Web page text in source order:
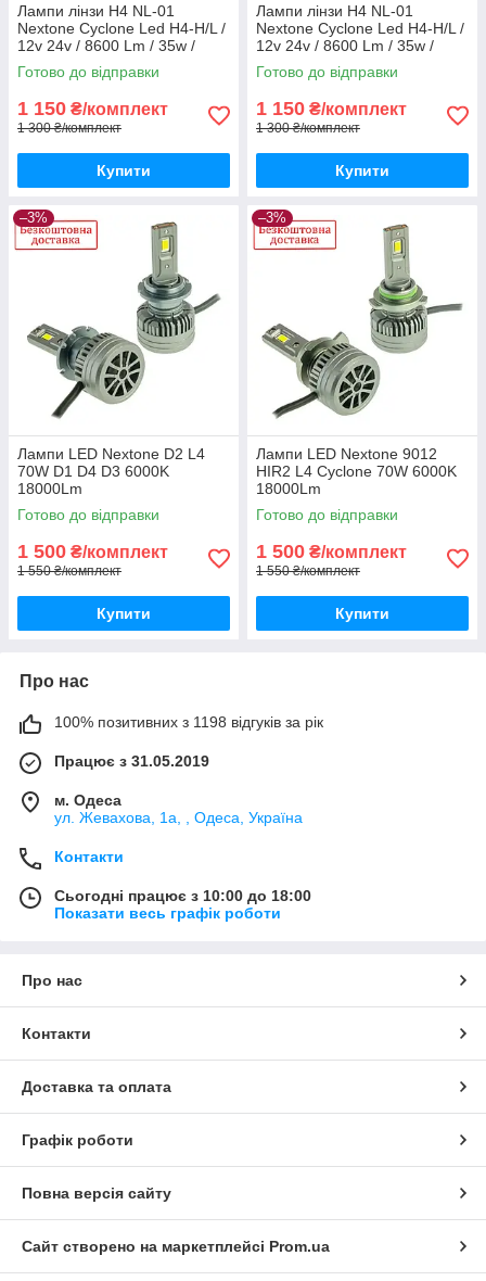
Лампи лінзи H4 NL-01
Nextone Cyclone Led H4-H/L /
12v 24v / 8600 Lm / 35w /
6000 K (NL-01 H4-Mini Lens)
Готово до відправки
1 150 ₴/комплект
1 300 ₴/комплект
Купити
Лампи лінзи H4 NL-01
Nextone Cyclone Led H4-H/L /
12v 24v / 8600 Lm / 35w /
6000 K (NL-01 H4-Mini Lens)
Готово до відправки
1 150 ₴/комплект
1 300 ₴/комплект
Купити
–3%
Лампи LED Nextone D2 L4
70W D1 D4 D3 6000K
18000Lm
Готово до відправки
1 500 ₴/комплект
1 550 ₴/комплект
Купити
–3%
Лампи LED Nextone 9012
HIR2 L4 Cyclone 70W 6000K
18000Lm
Готово до відправки
1 500 ₴/комплект
1 550 ₴/комплект
Купити
Про нас
100% позитивних з 1198 відгуків за рік
Працює з 31.05.2019
м. Одеса
ул. Жевахова, 1a, , Одеса, Україна
Контакти
Сьогодні працює з 10:00 до 18:00
Показати весь графік роботи
Про нас
Контакти
Доставка та оплата
Графік роботи
Повна версія сайту
Сайт створено на маркетплейсі Prom.ua